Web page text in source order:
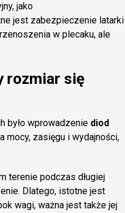
jako
jest zabezpieczenie latarki
w plecaku, ale
rozmiar się
było wprowadzenie diod
mocy, zasięgu i wydajności,
terenie podczas długiej
Dlatego, istotne jest
wagi, ważna jest także jej